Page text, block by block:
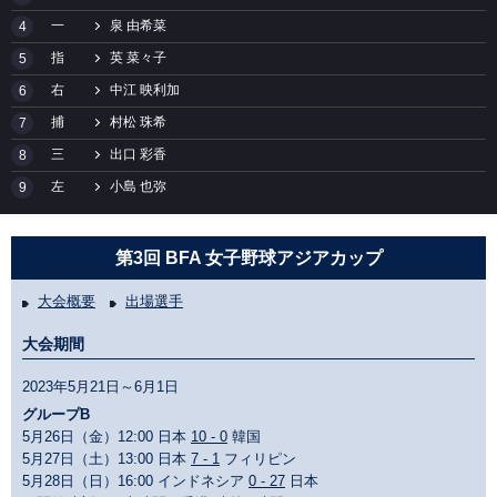
4 一 泉 由希菜
5 指 英 菜々子
6 右 中江 映利加
7 捕 村松 珠希
8 三 出口 彩香
9 左 小島 也弥
第3回 BFA 女子野球アジアカップ
大会概要 出場選手
大会期間
2023年5月21日～6月1日
グループB
5月26日（金）12:00 日本 10 - 0 韓国
5月27日（土）13:00 日本 7 - 1 フィリピン
5月28日（日）16:00 インドネシア 0 - 27 日本